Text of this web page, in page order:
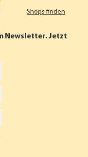
Shops finden
Newsletter. Jetzt